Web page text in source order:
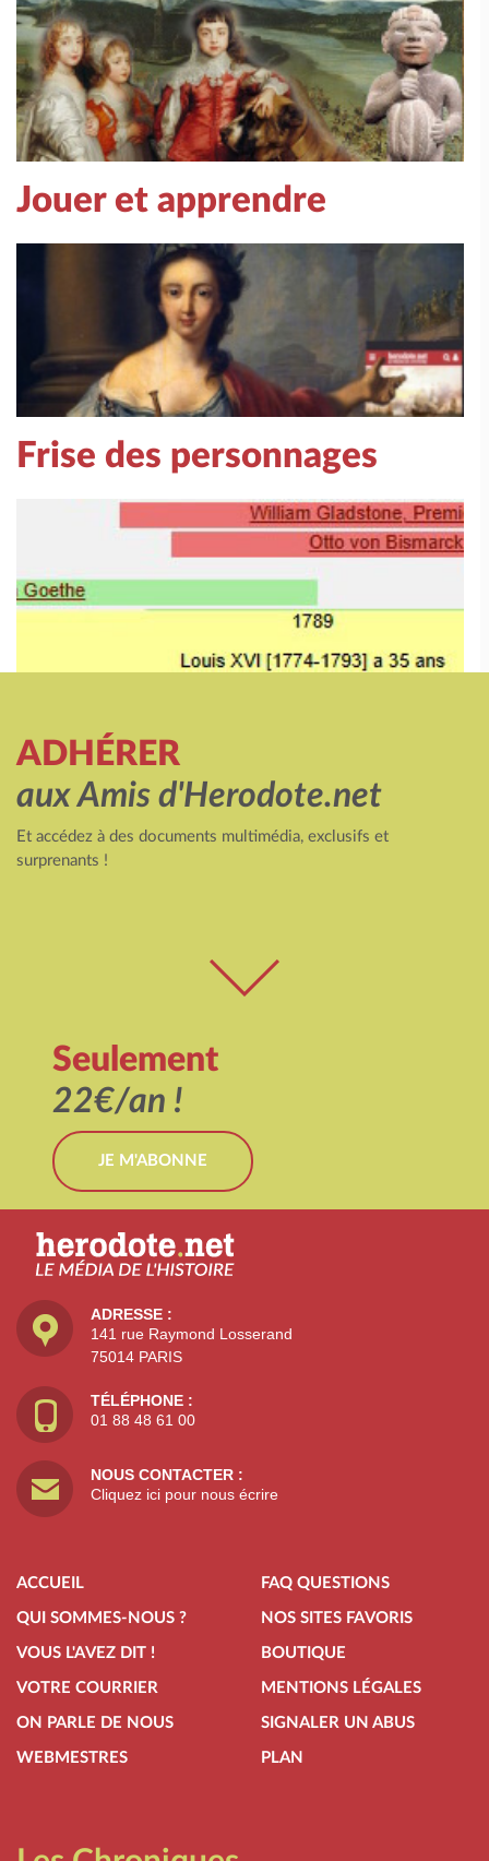
Jouer et apprendre
Frise des personnages
ADHÉRER
aux Amis d'Herodote.net
Et accédez à des documents multimédia, exclusifs et
surprenants !
Seulement
22€/an !
JE M'ABONNE
ADRESSE :
141 rue Raymond Losserand
75014 PARIS
TÉLÉPHONE :
01 88 48 61 00
NOUS CONTACTER :
Cliquez ici pour nous écrire
ACCUEIL
QUI SOMMES-NOUS ?
VOUS L'AVEZ DIT !
VOTRE COURRIER
ON PARLE DE NOUS
WEBMESTRES
FAQ QUESTIONS
NOS SITES FAVORIS
BOUTIQUE
MENTIONS LÉGALES
SIGNALER UN ABUS
PLAN